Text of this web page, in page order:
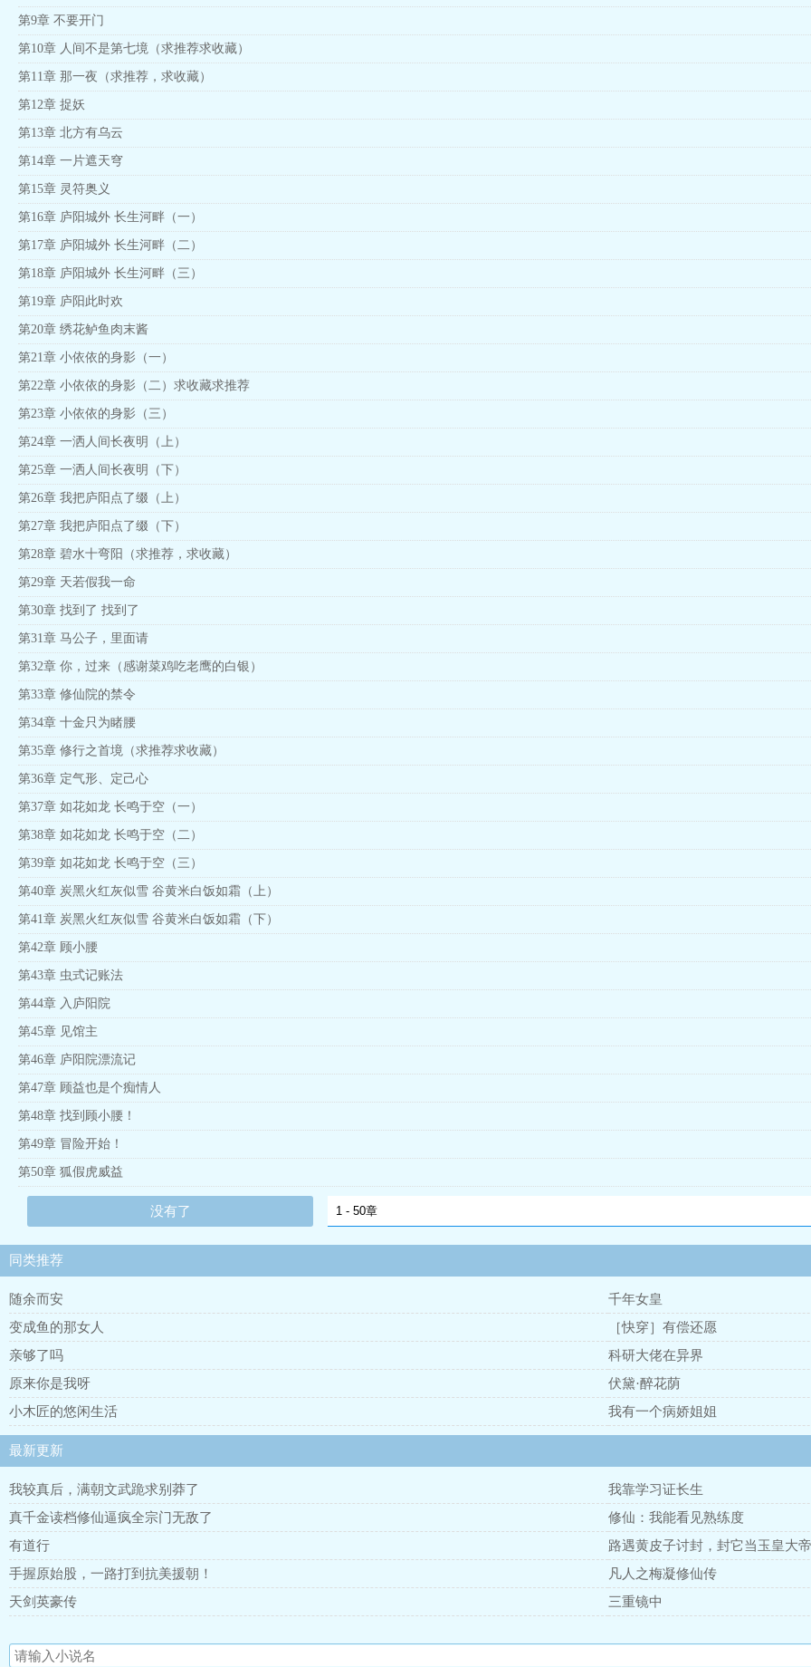
第9章 不要开门
第10章 人间不是第七境（求推荐求收藏）
第11章 那一夜（求推荐，求收藏）
第12章 捉妖
第13章 北方有乌云
第14章 一片遮天穹
第15章 灵符奥义
第16章 庐阳城外 长生河畔（一）
第17章 庐阳城外 长生河畔（二）
第18章 庐阳城外 长生河畔（三）
第19章 庐阳此时欢
第20章 绣花鲈鱼肉末酱
第21章 小依依的身影（一）
第22章 小依依的身影（二）求收藏求推荐
第23章 小依依的身影（三）
第24章 一洒人间长夜明（上）
第25章 一洒人间长夜明（下）
第26章 我把庐阳点了缀（上）
第27章 我把庐阳点了缀（下）
第28章 碧水十弯阳（求推荐，求收藏）
第29章 天若假我一命
第30章 找到了 找到了
第31章 马公子，里面请
第32章 你，过来（感谢菜鸡吃老鹰的白银）
第33章 修仙院的禁令
第34章 十金只为睹腰
第35章 修行之首境（求推荐求收藏）
第36章 定气形、定己心
第37章 如花如龙 长鸣于空（一）
第38章 如花如龙 长鸣于空（二）
第39章 如花如龙 长鸣于空（三）
第40章 炭黑火红灰似雪 谷黄米白饭如霜（上）
第41章 炭黑火红灰似雪 谷黄米白饭如霜（下）
第42章 顾小腰
第43章 虫式记账法
第44章 入庐阳院
第45章 见馆主
第46章 庐阳院漂流记
第47章 顾益也是个痴情人
第48章 找到顾小腰！
第49章 冒险开始！
第50章 狐假虎威益
没有了
同类推荐
随余而安
千年女皇
变成鱼的那女人
［快穿］有偿还愿
亲够了吗
科研大佬在异界
原来你是我呀
伏黛·醉花荫
小木匠的悠闲生活
我有一个病娇姐姐
最新更新
我较真后，满朝文武跪求别莽了
我靠学习证长生
真千金读档修仙逼疯全宗门无敌了
修仙：我能看见熟练度
有道行
路遇黄皮子讨封，封它当玉皇大帝
手握原始股，一路打到抗美援朝！
凡人之梅凝修仙传
天剑英豪传
三重镜中